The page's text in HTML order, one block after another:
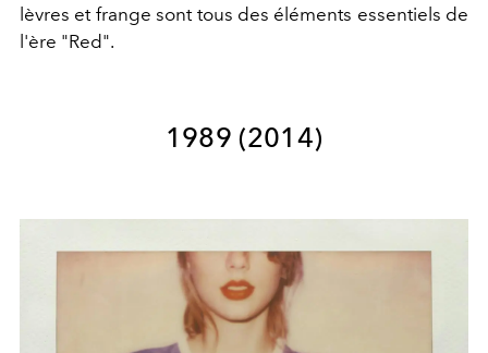
lèvres et frange sont tous des éléments essentiels de
l'ère "Red".
1989 (2014)